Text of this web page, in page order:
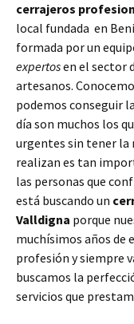
cerrajeros
local fundada en
formada por un
expertosen el sector
artesanos.
podemos conseguir
día son muchos los
urgentes sin tener la
realizan es tan
las personas que
está buscando un
Valldigna porque
muchísimos años de
profesión y siempre
buscamos la
servicios que